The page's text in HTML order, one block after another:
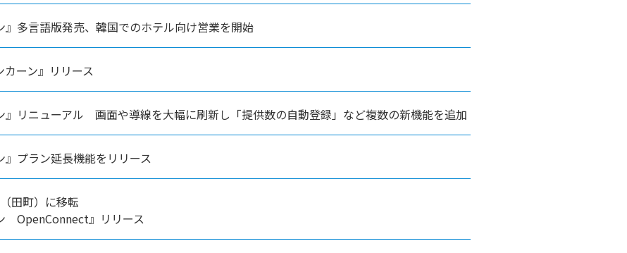
』多言語版発売、韓国でのホテル向け営業を開始
カーン』リリース
』リニューアル 画面や導線を大幅に刷新し「提供数の自動登録」など複数の新機能を追加
』プラン延長機能をリリース
田町）に移転
OpenConnect』リリース